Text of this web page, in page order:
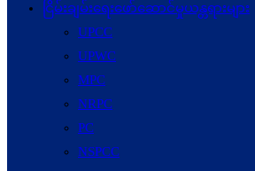
ငြိမ်းချမ်းရေးဖော်‌ဆောင်မှုယန္တရားများ
UPCC
UPWC
MPC
NRPC
PC
NSPCC